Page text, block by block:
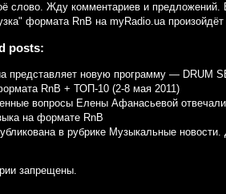
слово. Жду комментариев и
формата RnB на myRadio.ua
posts:
представляет новую программу — DRUM
RnB + ТОП-10 (2-8 мая 2011)
вопросы Елены Афанасьевой
на формате RnB
в рубрике Музыкальные новости.
запрещены.